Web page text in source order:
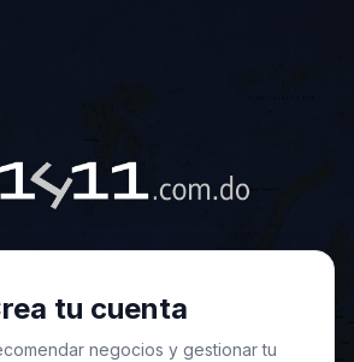
tu cuenta
negocios y gestionar tu